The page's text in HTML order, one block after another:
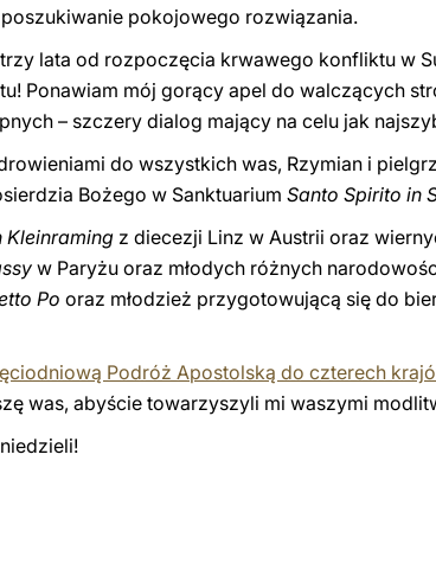
pokojowego rozwiązania.
lata od rozpoczęcia krwawego konfliktu w
Ponawiam mój gorący apel do walczących
– szczery dialog mający na celu jak
do wszystkich was, Rzymian i
Bożego w Sanktuarium Santo Spirito in
Kleinraming z diecezji Linz w Austrii oraz
w Paryżu oraz młodych różnych
Po oraz młodzież przygotowującą się do
Podróż Apostolską do czterech
was, abyście towarzyszyli mi waszymi